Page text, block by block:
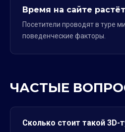
Время на сайте растёт
Посетители проводят в туре
поведенческие факторы.
ЧАСТЫЕ
Сколько стоит такой 3D-